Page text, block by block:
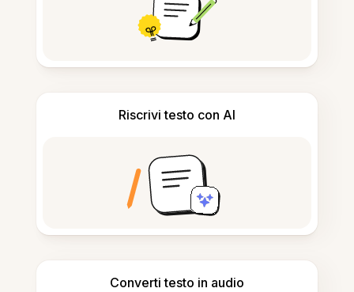
Riscrivi testo con AI
Converti testo in audio